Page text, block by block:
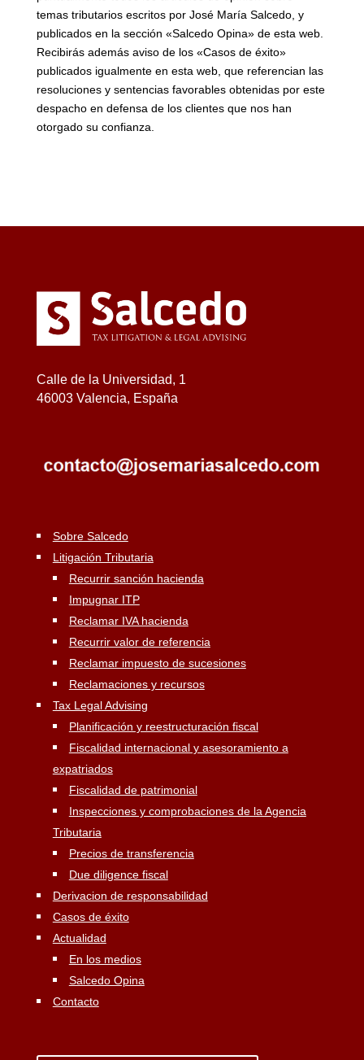
temas tributarios escritos por José María Salcedo, y
publicados en la sección «Salcedo Opina» de esta web.
Recibirás además aviso de los «Casos de éxito»
publicados igualmente en esta web, que referencian las
resoluciones y sentencias favorables obtenidas por este
despacho en defensa de los clientes que nos han
otorgado su confianza.
Calle de la Universidad, 1
46003 Valencia, España
Sobre Salcedo
Litigación Tributaria
Recurrir sanción hacienda
Impugnar ITP
Reclamar IVA hacienda
Recurrir valor de referencia
Reclamar impuesto de sucesiones
Reclamaciones y recursos
Tax Legal Advising
Planificación y reestructuración fiscal
Fiscalidad internacional y asesoramiento a
expatriados
Fiscalidad de patrimonial
Inspecciones y comprobaciones de la Agencia
Tributaria
Precios de transferencia
Due diligence fiscal
Derivacion de responsabilidad
Casos de éxito
Actualidad
En los medios
Salcedo Opina
Contacto